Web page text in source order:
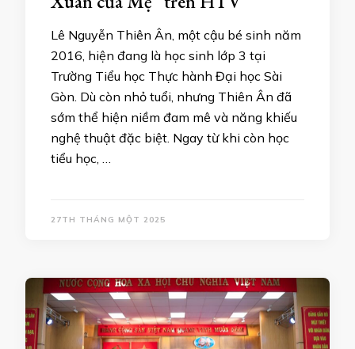
Lê Nguyễn Thiên Ân, một cậu bé sinh năm
2016, hiện đang là học sinh lớp 3 tại
Trường Tiểu học Thực hành Đại học Sài
Gòn. Dù còn nhỏ tuổi, nhưng Thiên Ân đã
sớm thể hiện niềm đam mê và năng khiếu
nghệ thuật đặc biệt. Ngay từ khi còn học
tiểu học, …
27TH THÁNG MỘT 2025